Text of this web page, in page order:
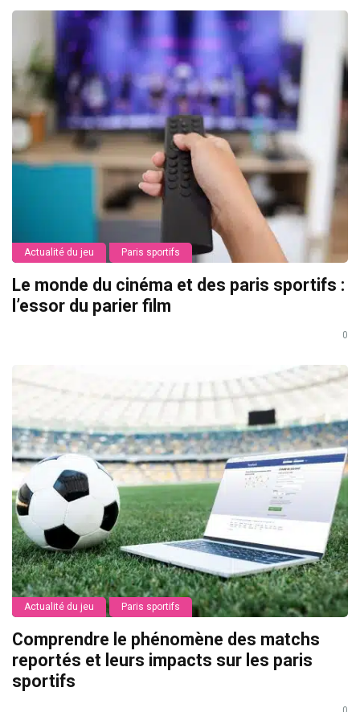
Actualité du jeu Paris sportifs
Le monde du cinéma et des paris sportifs :
l’essor du parier film
0
Actualité du jeu Paris sportifs
Comprendre le phénomène des matchs
reportés et leurs impacts sur les paris
sportifs